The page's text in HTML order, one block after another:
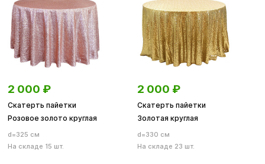
2 000 ₽
Скатерть пайетки
Розовое золото круглая
d=325 см
На складе 15 шт.
2 000 ₽
Скатерть пайетки
Золотая круглая
d=330 см
На складе 23 шт.